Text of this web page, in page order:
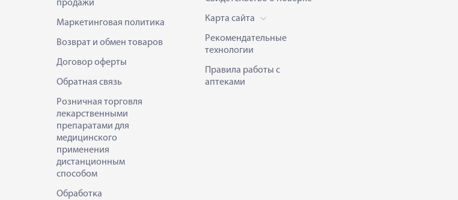
продажи
Маркетинговая политика
Возврат и обмен товаров
Договор оферты
Обратная связь
Розничная торговля
лекарственными
препаратами для
медицинского
применения
дистанционным
способом
Обработка
Карта сайта
Рекомендательные
технологии
Правила работы с
аптеками